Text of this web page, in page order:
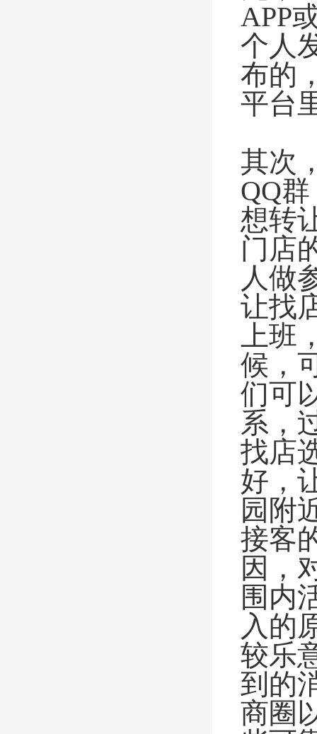
APP
个人
布的
平台
其次
QQ
想转
门店
人做
让找
上班
候，
们可
系，
找店
好，
园附
接客
因，
围内
入的
较乐
到的
商圈